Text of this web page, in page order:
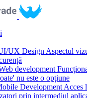
UX Design Aspectul
development
nu este o opțiune
Development Acces
prin intermediul